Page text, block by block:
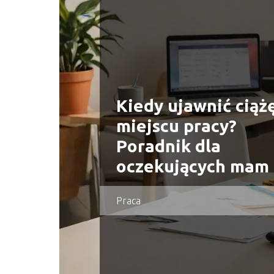
Kiedy ujawnić
miejscu pracy?
Poradnik dla
oczekujących mam
Praca